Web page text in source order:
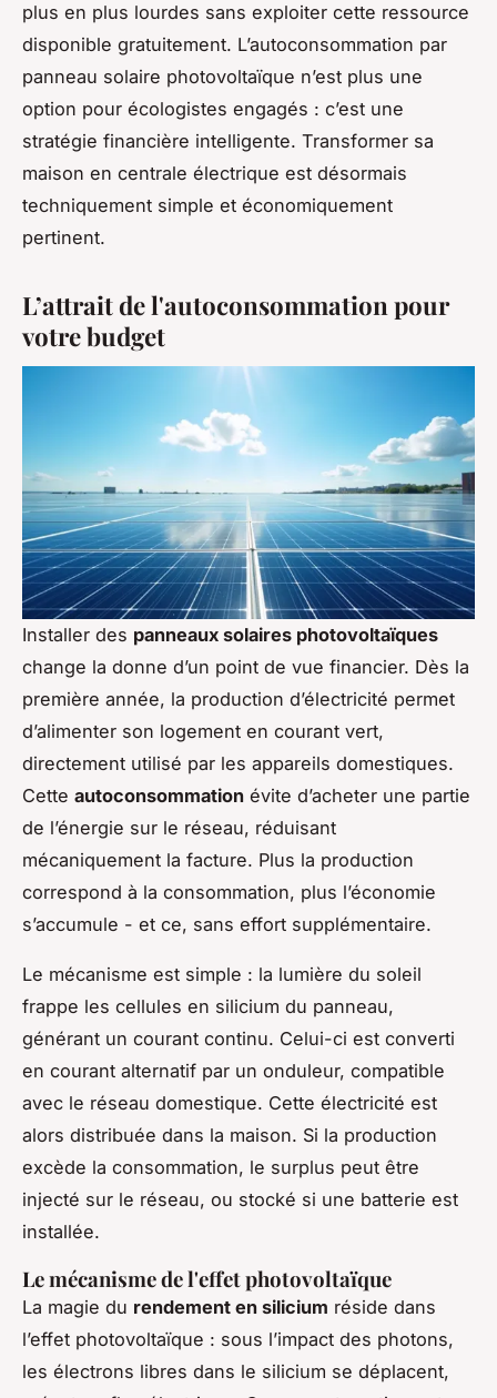
plus en plus lourdes sans exploiter cette ressource
disponible gratuitement. L’autoconsommation par
panneau solaire photovoltaïque n’est plus une
option pour écologistes engagés : c’est une
stratégie financière intelligente. Transformer sa
maison en centrale électrique est désormais
techniquement simple et économiquement
pertinent.
L’attrait de l'autoconsommation pour
votre budget
Installer des panneaux solaires photovoltaïques
change la donne d’un point de vue financier. Dès la
première année, la production d’électricité permet
d’alimenter son logement en courant vert,
directement utilisé par les appareils domestiques.
Cette autoconsommation évite d’acheter une partie
de l’énergie sur le réseau, réduisant
mécaniquement la facture. Plus la production
correspond à la consommation, plus l’économie
s’accumule - et ce, sans effort supplémentaire.
Le mécanisme est simple : la lumière du soleil
frappe les cellules en silicium du panneau,
générant un courant continu. Celui-ci est converti
en courant alternatif par un onduleur, compatible
avec le réseau domestique. Cette électricité est
alors distribuée dans la maison. Si la production
excède la consommation, le surplus peut être
injecté sur le réseau, ou stocké si une batterie est
installée.
Le mécanisme de l'effet photovoltaïque
La magie du rendement en silicium réside dans
l’effet photovoltaïque : sous l’impact des photons,
les électrons libres dans le silicium se déplacent,